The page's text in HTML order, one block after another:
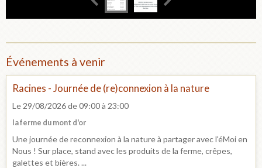
Événements à venir
Racines - Journée de (re)connexion à la nature
Le 29/08/2026de 09:00à 23:00
la ferme du mont d'or
Une journée de reconnexion à la nature à partager avec l'éMoi en
Nous ! Sur place, stand avec les produits de la ferme, crêpes,
galettes et bières. ...